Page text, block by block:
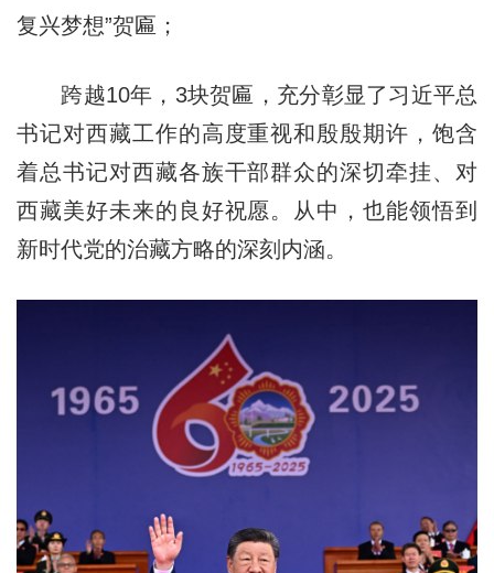
复兴梦想”贺匾；
跨越10年，3块贺匾，充分彰显了习近平总
书记对西藏工作的高度重视和殷殷期许，饱含
着总书记对西藏各族干部群众的深切牵挂、对
西藏美好未来的良好祝愿。从中，也能领悟到
新时代党的治藏方略的深刻内涵。